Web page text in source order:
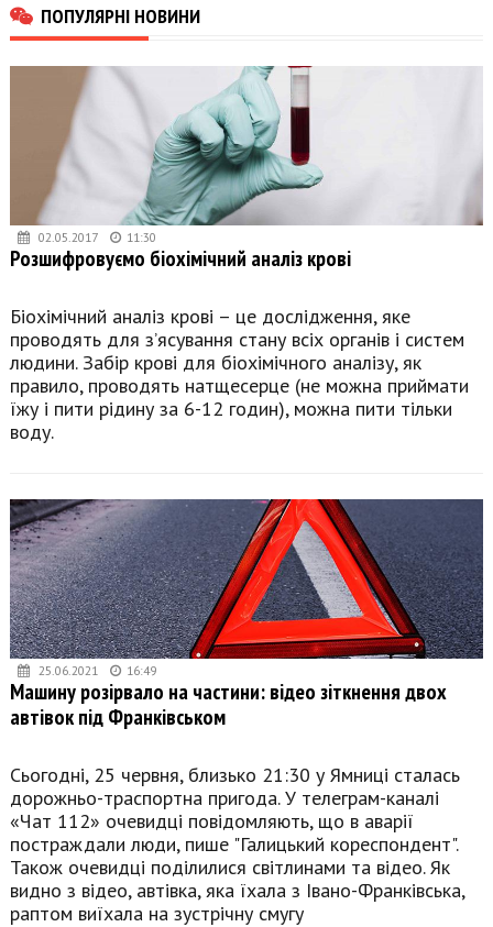
ПОПУЛЯРНІ НОВИНИ
02.05.2017 11:30
Розшифровуємо біохімічний аналіз крові
Біохімічний аналіз крові – це дослідження, яке
проводять для з’ясування стану всіх органів і систем
людини. Забір крові для біохімічного аналізу, як
правило, проводять натщесерце (не можна приймати
їжу і пити рідину за 6-12 годин), можна пити тільки
воду.
25.06.2021 16:49
Машину розірвало на частини: відео зіткнення двох
автівок під Франківськом
Сьогодні, 25 червня, близько 21:30 у Ямниці сталась
дорожньо-траспортна пригода. У телеграм-каналі
«Чат 112» очевидці повідомляють, що в аварії
постраждали люди, пише "Галицький кореспондент".
Також очевидці поділилися світлинами та відео. Як
видно з відео, автівка, яка їхала з Івано-Франківська,
раптом виїхала на зустрічну смугу